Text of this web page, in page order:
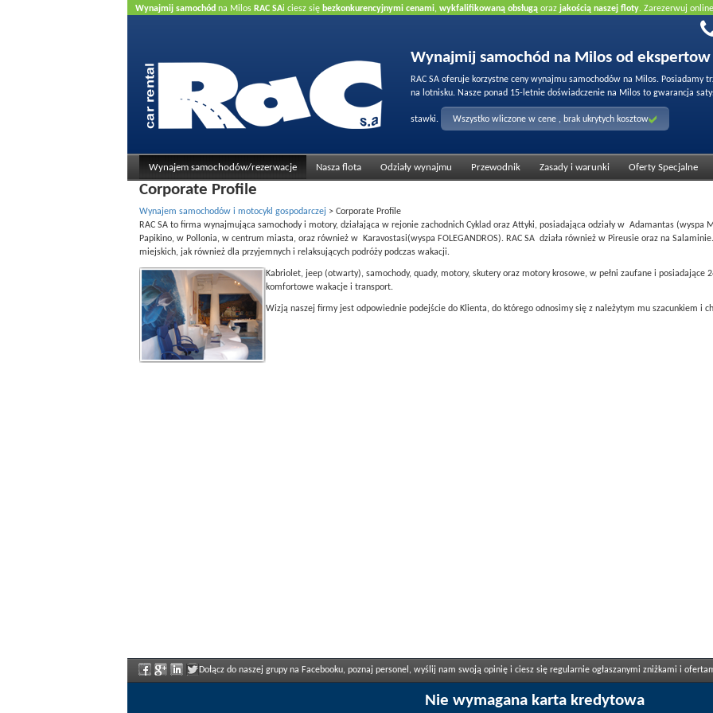
Wynajmij samochód na Milos RAC SAi ciesz się bezkonkurencyjnymi cenami, wykfalifikowaną obsługą oraz jakością naszej floty. Zarezerwuj
Wynajmij samochód na Milos od ekspertow
RAC SA oferuje korzystne ceny wynajmu samochodów na Milos. Posiadamy
na lotnisku. Nasze ponad 15-letnie doświadczenie na Milos to gwarancja
stawki. Wszystko wliczone w cene , brak ukrytych kosztow
Wynajem samochodów/rezerwacje Nasza flota Odziały wynajmu Przewodnik Zasady i warunki Oferty Specjalne
Corporate Profile
Wynajem samochodów i motocykl gospodarczej > Corporate Profile
RAC SA to firma wynajmująca samochody i motory, działająca w rejonie zachodnich Cyklad oraz Attyki, posiadająca odziały w Adamantas (wyspa
Papikino, w Pollonia, w centrum miasta, oraz również w Karavostasi(wyspa FOLEGANDROS). RAC SA działa również w Pireusie oraz na
miejskich, jak również dla przyjemnych i relaksujących podróży podczas wakacji.
Kabriolet, jeep (otwarty), samochody, quady, motory, skutery oraz motory krosowe, w pełni zaufane i posiadające
komfortowe wakacje i transport.
Wizją naszej firmy jest odpowiednie podejście do Klienta, do którego odnosimy się z należytym mu szacunkiem i
Dołącz do naszej grupy na Facebooku, poznaj personel, wyślij nam swoją opinię i ciesz się regularnie ogłaszanymi zniżkami i
Nie wymagana karta kredytowa